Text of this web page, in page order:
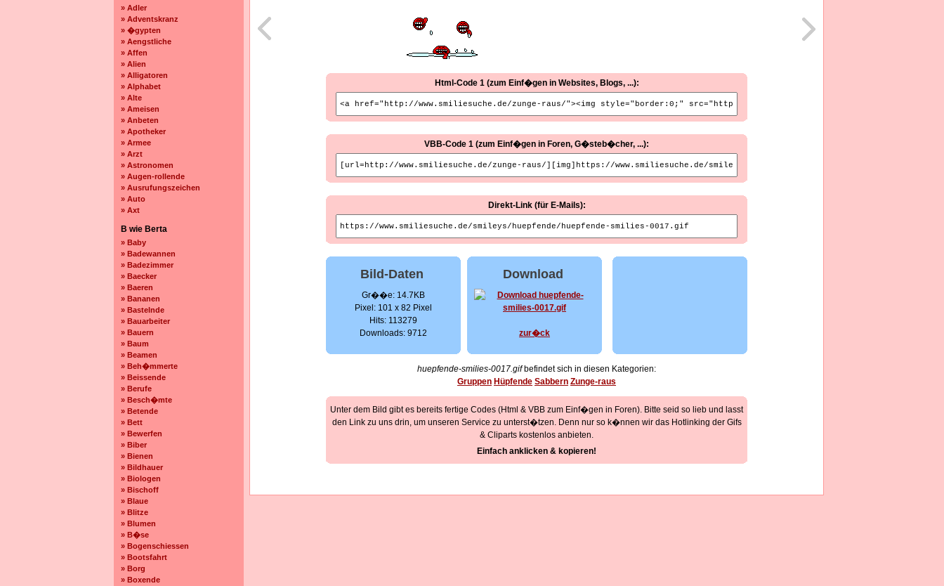
» Adler
» Adventskranz
» �gypten
» Aengstliche
» Affen
» Alien
» Alligatoren
» Alphabet
» Alte
» Ameisen
» Anbeten
» Apotheker
» Armee
» Arzt
» Astronomen
» Augen-rollende
» Ausrufungszeichen
» Auto
» Axt
B wie Berta
» Baby
» Badewannen
» Badezimmer
» Baecker
» Baeren
» Bananen
» Bastelnde
» Bauarbeiter
» Bauern
» Baum
» Beamen
» Beh�mmerte
» Beissende
» Berufe
» Besch�mte
» Betende
» Bett
» Bewerfen
» Biber
» Bienen
» Bildhauer
» Biologen
» Bischoff
» Blaue
» Blitze
» Blumen
» B�se
» Bogenschiessen
» Bootsfahrt
» Borg
» Boxende
Html-Code 1 (zum Einf�gen in Websites, Blogs, ...):
VBB-Code 1 (zum Einf�gen in Foren, G�steb�cher, ...):
Direkt-Link (für E-Mails):
Bild-Daten
Gr��e: 14.7KB
Pixel: 101 x 82 Pixel
Hits: 113279
Downloads: 9712
Download
zur�ck
huepfende-smilies-0017.gifbefindet sich in diesen Kategorien:
Gruppen Hüpfende Sabbern Zunge-raus
Unter dem Bild gibt es bereits fertige Codes (Html & VBB zum Einf�gen in Foren). Bitte seid so lieb und lasst
den Link zu uns drin, um unseren Service zu unterst�tzen. Denn nur so k�nnen wir das Hotlinking der Gifs
& Cliparts kostenlos anbieten.
Einfach anklicken & kopieren!